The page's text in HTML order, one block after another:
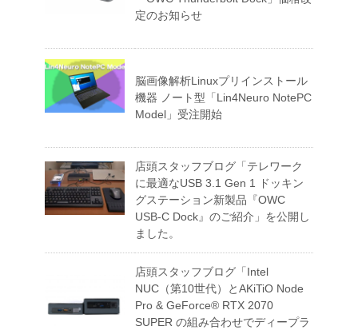
定のお知らせ
脳画像解析Linuxプリインストール
機器 ノート型「Lin4Neuro NotePC
Model」受注開始
店頭スタッフブログ「テレワーク
に最適なUSB 3.1 Gen 1 ドッキン
グステーション新製品『OWC
USB-C Dock』のご紹介」を公開し
ました。
店頭スタッフブログ「Intel
NUC（第10世代）とAKiTiO Node
Pro & GeForce® RTX 2070
SUPER の組み合わせでディープラ